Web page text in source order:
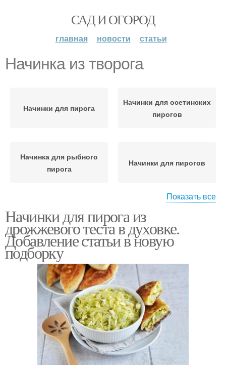
САД И ОГОРОД
главная новости статьи
Начинка из творога
Начинки для пирога
Начинки для осетинских
пирогов
Начинка для рыбного
пирога
Начинки для пирогов
Вкусные начинки Начинка с курицей
Начинка с капустой Начинка с творогом
Начинка с яблоками Несладкие начинки
Показать все
Начинки для пирога из
дрожжевого теста в духовке.
Добавление статьи в новую
подборку